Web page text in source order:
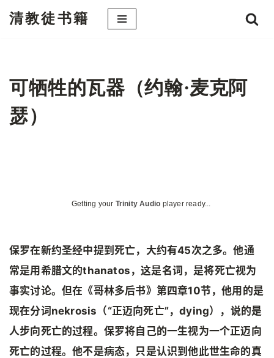
文
清教徒书籍
可牺牲的瓦器（约翰·麦克阿
瑟）
Getting your Trinity Audio player ready...
保罗在新约圣经中提到死亡，大约有45次之多。他通
常是用希腊文的thanatos，这是名词，是将死亡视为
事实讨论。但在《哥林多后书》第四章10节，他用的是
现在分词nekrosis（“正迈向死亡”，dying），说的是
人步向死亡的过程。保罗将自己的一生视为一个正迈向
死亡的过程。他不是病态，只是认识到他此世生命的真